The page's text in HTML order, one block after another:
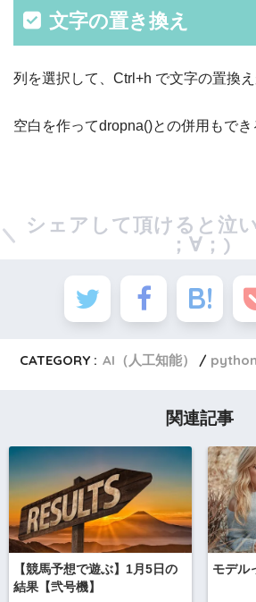
文字の置き換え
列を選択して、Ctrl+h で文字の置換え
空白を作ってdropna()との併用もでき
シェアして頂けると泣
；∀；)
CATEGORY : AI（人工知能）
関連記事
【競馬予想で遊ぶ】1月5日の
結果【弐号機】
モデル